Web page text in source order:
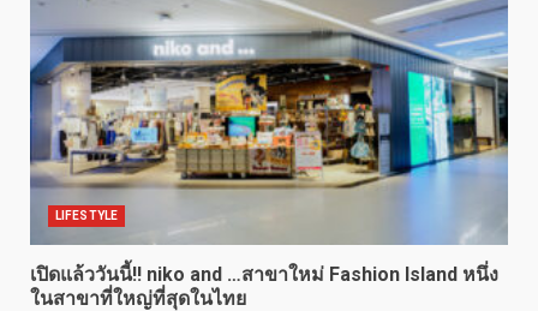
LIFESTYLE
เปิดแล้ววันนี้!! niko and …สาขาใหม่ Fashion Island หนึ่ง
ในสาขาที่ใหญ่ที่สุดในไทย